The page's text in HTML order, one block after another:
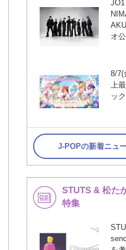
オ
8/7(
上
ッ
J-POPの新着ニュ
STUTS & 松た
特集